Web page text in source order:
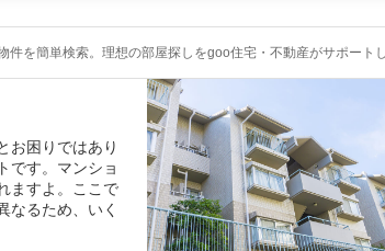
を簡単検索。理想の部屋探しをgoo住宅・不動産がサポートし
お困りではあり
です。マンショ
ますよ。ここで
なるため、いく